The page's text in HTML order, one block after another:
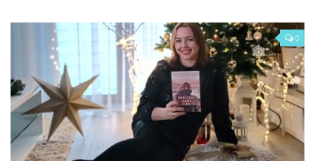
Miejsca
Wydarzenia
Podróże
0